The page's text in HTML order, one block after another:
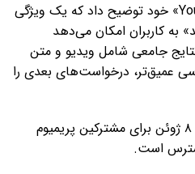
گوگل در صفحه «YouTube Labs» خود توضیح داد که یک ویژگی
به کاربران امکان می‌دهد
جامعی شامل ویدیو و متن
عمیق‌تر، درخواست‌های بعدی را
این ویژگی آزمایشی از امروز تا ۸ ژوئن برای مشترکین پریمیوم